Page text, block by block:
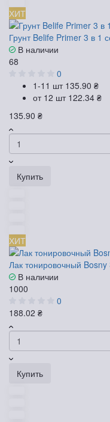
ХИТ
Грунт Belife Primer 3 в 1
В наличии
68
0
1-11 шт 135.90 ₴
от 12 шт 122.34 ₴
135.90 ₴
Купить
ХИТ
Лак тонировочный
В наличии
1000
0
188.02 ₴
Купить